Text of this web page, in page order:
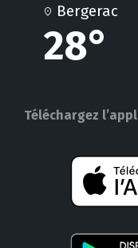
Bergerac
28°
Téléchargez